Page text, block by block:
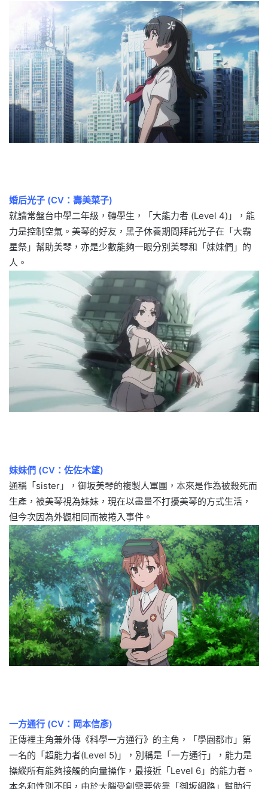
婚后光子 (CV：壽美菜子)
就讀常盤台中學二年級，轉學生，「大能力者 (Level 4)」，能
力是控制空氣。美琴的好友，黑子休養期間拜託光子在「大霸
星祭」幫助美琴，亦是少數能夠一眼分別美琴和「妹妹們」的
人。
妹妹們 (CV：佐佐木望)
通稱「sister」，御坂美琴的複製人軍團，本來是作為被殺死而
生產，被美琴視為妹妹，現在以盡量不打擾美琴的方式生活，
但今次因為外觀相同而被捲入事件。
一方通行 (CV：岡本信彥)
正傳裡主角兼外傳《科學一方通行》的主角，「學園都市」第
一名的「超能力者(Level 5)」，別稱是「一方通行」，能力是
操縱所有能夠接觸的向量操作，最接近「Level 6」的能力者。
本名和性別不明，由於大腦受創需要依靠「御坂網路」幫助行